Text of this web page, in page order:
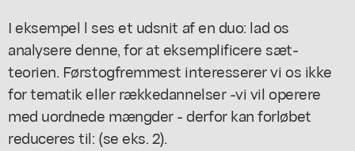
I eksempel l ses et udsnit af en duo: lad os
analysere denne, for at eksemplificere sæt-
teorien. Førstogfremmest interesserer vi os ikke
for tematik eller rækkedannelser -vi vil operere
med uordnede mængder - derfor kan forløbet
reduceres til: (se eks. 2).